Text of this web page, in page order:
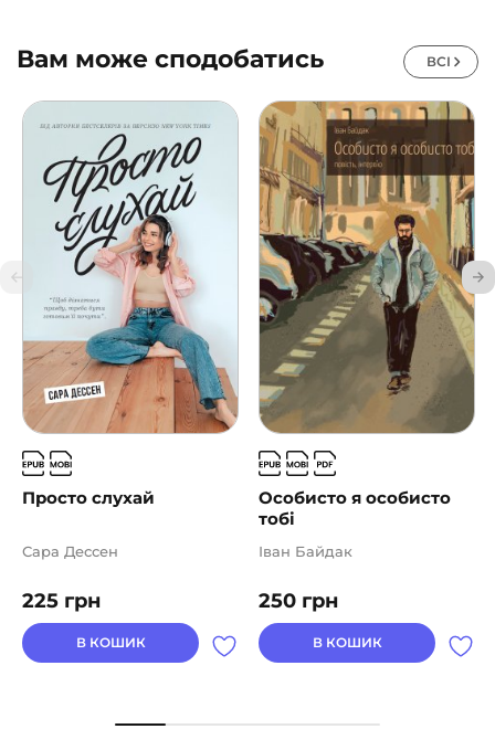
Вам може сподобатись ВСІ
Просто слухай
225 грн
Сара Дессен
В КОШИК
Особисто я особисто
тобі
250 грн
Іван Байдак
В КОШИК